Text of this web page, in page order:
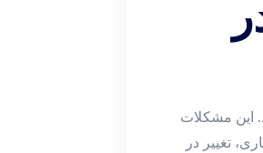
این مشکلات
تغییر در